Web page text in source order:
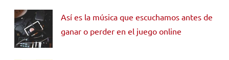
Así es la música que escuchamos antes de
ganar o perder en el juego online